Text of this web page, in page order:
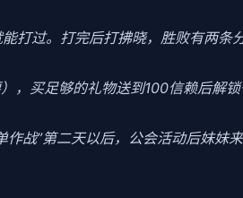
打过。打完后打拂晓，胜败有两条
，买足够的礼物送到100信赖后解
战”第二天以后，公会活动后妹妹